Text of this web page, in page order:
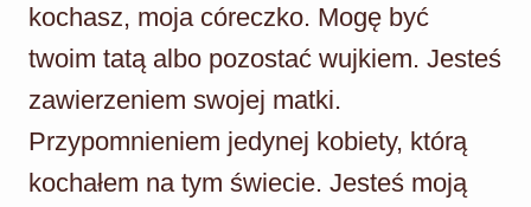
kochasz, moja córeczko. Mogę być
twoim tatą albo pozostać wujkiem. Jesteś
zawierzeniem swojej matki.
Przypomnieniem jedynej kobiety, którą
kochałem na tym świecie. Jesteś moją